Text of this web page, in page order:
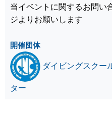
当イベントに関するお問い
ジよりお願いします
開催団体
ダイビングスクー
ター